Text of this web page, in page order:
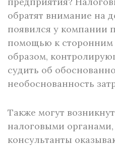
обратят внимание на
появился у компании
помощью к сторонним
образом,
судить об
необоснованность
Также могут
налоговыми
консультанты